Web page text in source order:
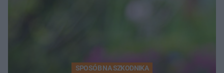
SPOSÓB NA SZKODNIKA